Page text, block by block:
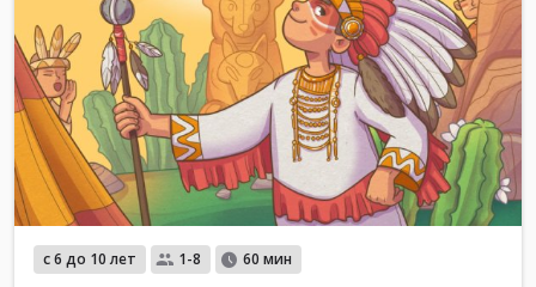
с 6 до 10 лет 1-8 60 мин